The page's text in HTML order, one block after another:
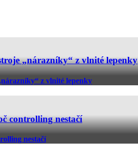
„nárazníky“ z vlnité lepenky
z vlnité lepenky
controlling nestačí
nestačí